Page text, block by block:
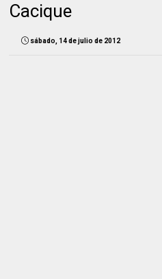
Cacique
sábado, 14 de julio de 2012